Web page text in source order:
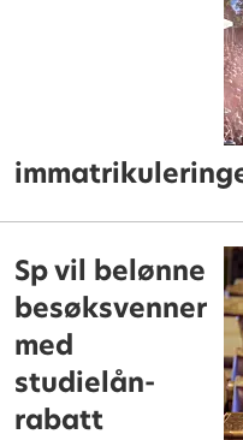
Sp vil belønne
besøksvenner
med
studielån-
rabatt